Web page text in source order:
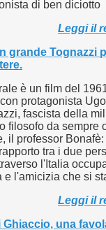
di ben diciotto
Leggi il
grande Tognazzi
è un film del
protagonista
fascista della
filosofo da sempre
il professor
tra i due
l'Italia
e l'amicizia che si
Leggi il
Ghiaccio, una
hanno
al
interiore di
successo
dal potere
nel mese di